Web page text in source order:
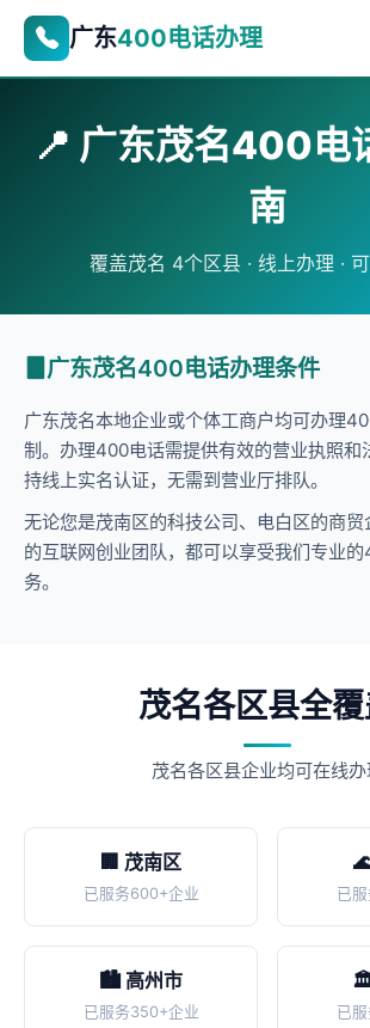
广东400电话办理
📍 广东茂名400电
南
覆盖茂名 4个区县 · 线上办理 ·
广东茂名400电话办理条件
广东茂名本地企业或个体工商户均可办理
制。办理400电话需提供有效的营业执照和
持线上实名认证，无需到营业厅排队。
无论您是茂南区的科技公司、电白区的商
的互联网创业团队，都可以享受我们专业
务。
茂名各区县全
茂名各区县企业均可在线办
🏢 茂南区
已服务600+企业 已
🏙️ 高州市
已服务350+企业
🏛️
已